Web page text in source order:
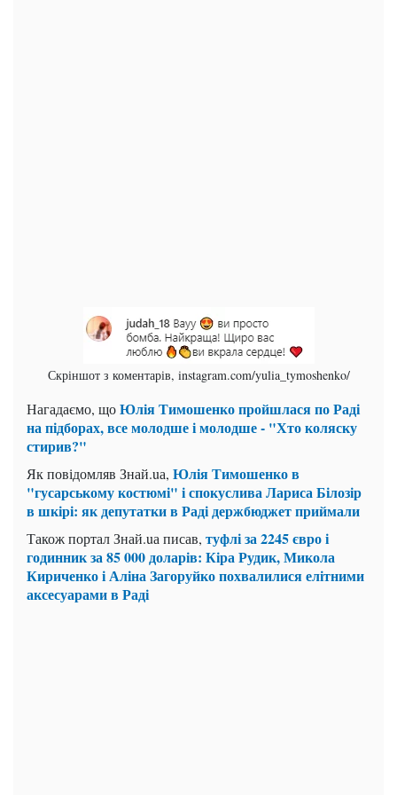
Скріншот з коментарів, instagram.com/yulia_tymoshenko/
Нагадаємо, щоЮлія Тимошенко пройшлася по Раді
на підборах, все молодше і молодше - "Хто коляску
стирив?"
Як повідомляв Знай.uа, Юлія Тимошенко в
"гусарському костюмі" і спокуслива Лариса Білозір
в шкірі: як депутатки в Раді держбюджет приймали
Також портал Знай.uа писав, туфлі за 2245 євро і
годинник за 85 000 доларів: Кіра Рудик, Микола
Кириченко і Аліна Загоруйко похвалилися елітними
аксесуарами в Раді